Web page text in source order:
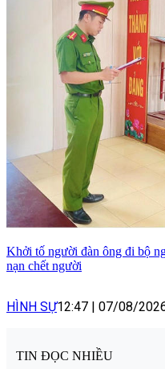
Khởi tố người đàn ông đi bộ
nạn chết người
HÌNH SỰ12:47 07/08/
TIN ĐỌC NHIỀU